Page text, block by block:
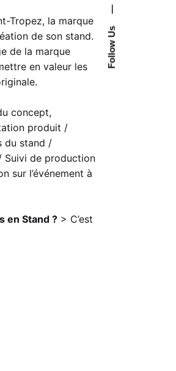
Follow Us
Tropez, la marque
de son stand.
de la marque
en valeur les
concept,
produit /
du stand /
Suivi de production
sur l’événement à
en Stand ? > C’est